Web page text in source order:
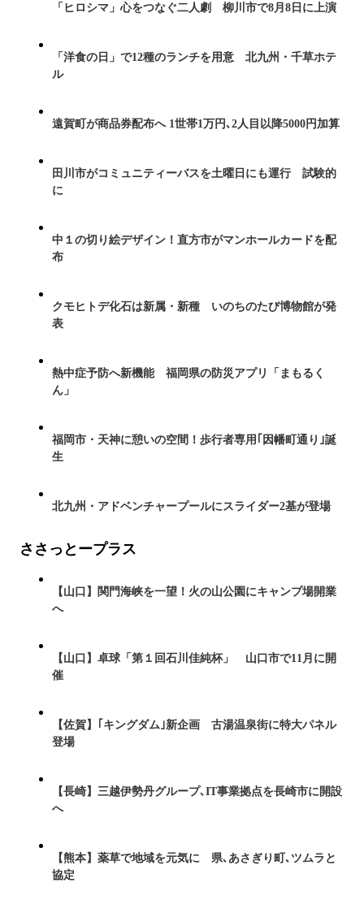
「ヒロシマ」心をつなぐ二人劇 柳川市で8月8日に上演
「洋食の日」で12種のランチを用意 北九州・千草ホテ
ル
遠賀町が商品券配布へ 1世帯1万円､2人目以降5000円加算
田川市がコミュニティーバスを土曜日にも運行 試験的
に
中１の切り絵デザイン！直方市がマンホールカードを配
布
クモヒトデ化石は新属・新種 いのちのたび博物館が発
表
熱中症予防へ新機能 福岡県の防災アプリ「まもるく
ん」
福岡市・天神に憩いの空間！歩行者専用｢因幡町通り｣誕
生
北九州・アドベンチャープールにスライダー2基が登場
ささっとープラス
【山口】関門海峡を一望！火の山公園にキャンプ場開業
へ
【山口】卓球「第１回石川佳純杯」 山口市で11月に開
催
【佐賀】｢キングダム｣新企画 古湯温泉街に特大パネル
登場
【長崎】三越伊勢丹グループ､IT事業拠点を長崎市に開設
へ
【熊本】薬草で地域を元気に 県､あさぎり町､ツムラと
協定